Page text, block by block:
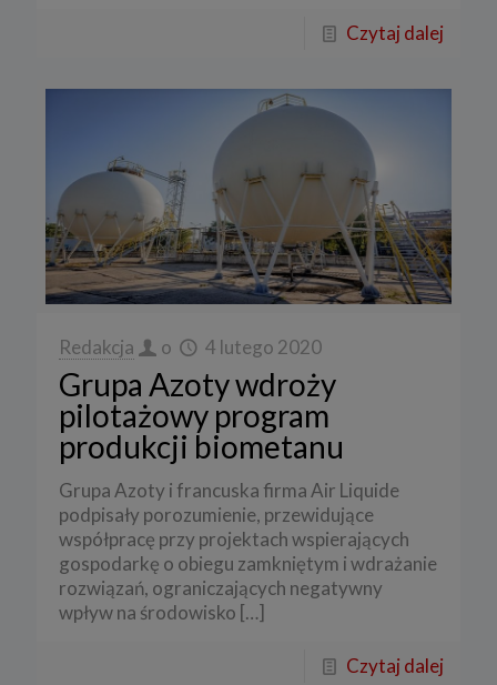
Czytaj dalej
Redakcja o 4 lutego 2020
Grupa Azoty wdroży
pilotażowy program
produkcji biometanu
Grupa Azoty i francuska firma Air Liquide
podpisały porozumienie, przewidujące
współpracę przy projektach wspierających
gospodarkę o obiegu zamkniętym i wdrażanie
rozwiązań, ograniczających negatywny
wpływ na środowisko […]
Czytaj dalej